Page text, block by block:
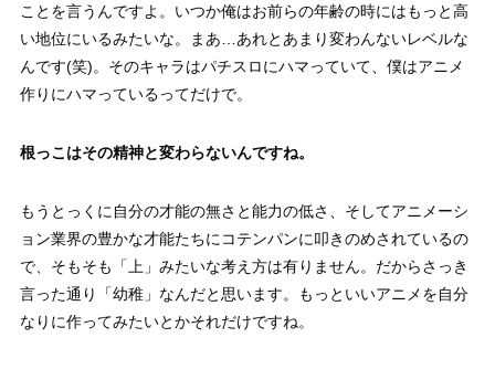
ことを言うんですよ。いつか俺はお前らの年齢の時にはもっと高
い地位にいるみたいな。まあ…あれとあまり変わんないレベルな
んです(笑)。そのキャラはパチスロにハマっていて、僕はアニメ
作りにハマっているってだけで。
根っこはその精神と変わらないんですね。
もうとっくに自分の才能の無さと能力の低さ、そしてアニメーシ
ョン業界の豊かな才能たちにコテンパンに叩きのめされているの
で、そもそも「上」みたいな考え方は有りません。だからさっき
言った通り「幼稚」なんだと思います。もっといいアニメを自分
なりに作ってみたいとかそれだけですね。